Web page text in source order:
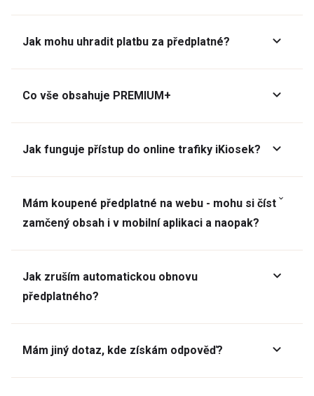
Jak mohu uhradit platbu za předplatné?
Co vše obsahuje PREMIUM+
Jak funguje přístup do online trafiky iKiosek?
Mám koupené předplatné na webu - mohu si číst
zamčený obsah i v mobilní aplikaci a naopak?
Jak zruším automatickou obnovu
předplatného?
Mám jiný dotaz, kde získám odpověď?